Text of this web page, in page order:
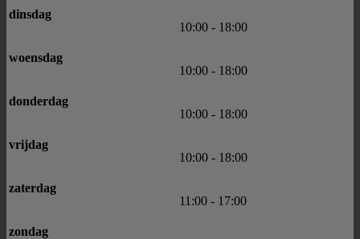
dinsdag
10:00 - 18:00
woensdag
10:00 - 18:00
donderdag
10:00 - 18:00
vrijdag
10:00 - 18:00
zaterdag
11:00 - 17:00
zondag